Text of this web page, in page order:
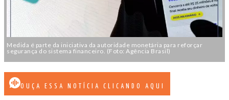
Medida é parte da iniciativa da autoridade monetária para reforçar
segurança do sistema financeiro. (Foto: Agência Brasil)
OUÇA ESSA NOTÍCIA CLICANDO AQUI